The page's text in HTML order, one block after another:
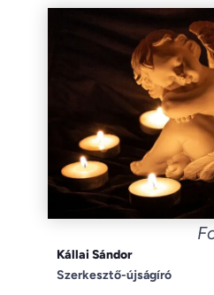
Kállai Sándor
Szerkesztő-újságíró